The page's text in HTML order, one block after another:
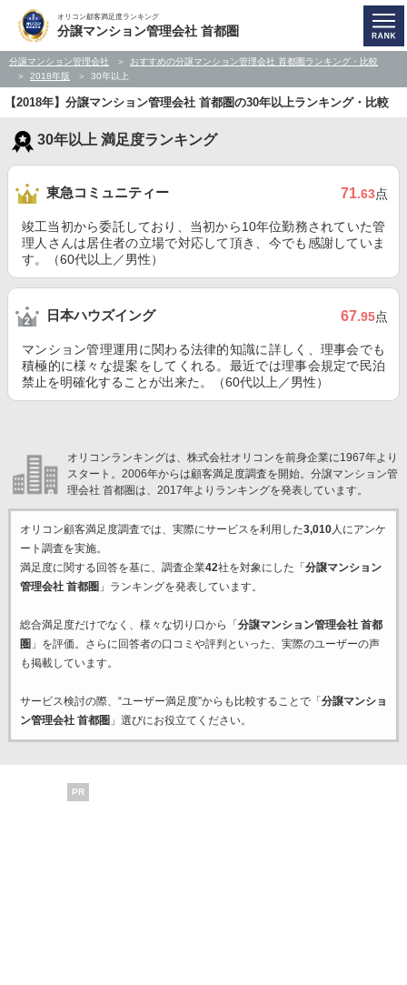
オリコン顧客満足度ランキング
分譲マンション管理会社 首都圏
分譲マンション管理会社
おすすめの分譲マンション管理会社 首都圏ランキング・比較
2018年版
30年以上
【2018年】分譲マンション管理会社 首都圏の30年以上ランキング・比較
30年以上 満足度ランキング
東急コミュニティー 71.63点
竣工当初から委託しており、当初から10年位勤務されていた管
理人さんは居住者の立場で対応して頂き、今でも感謝していま
す。（60代以上／男性）
日本ハウズイング 67.95点
マンション管理運用に関わる法律的知識に詳しく、理事会でも
積極的に様々な提案をしてくれる。最近では理事会規定で民泊
禁止を明確化することが出来た。（60代以上／男性）
オリコンランキングは、株式会社オリコンを前身企業に1967年より
スタート。2006年からは顧客満足度調査を開始。分譲マンション管
理会社 首都圏は、2017年よりランキングを発表しています。
オリコン顧客満足度調査では、実際にサービスを利用した3,010人にアンケ
ート調査を実施。
満足度に関する回答を基に、調査企業42社を対象にした「 分譲マンション
管理会社 首都圏 」ランキングを発表しています。
総合満足度だけでなく、様々な切り口から「 分譲マンション管理会社 首都
圏 」を評価。さらに回答者の口コミや評判といった、実際のユーザーの声
も掲載しています。
サービス検討の際、“ユーザー満足度”からも比較することで「 分譲マンショ
ン管理会社 首都圏 」選びにお役立てください。
PR